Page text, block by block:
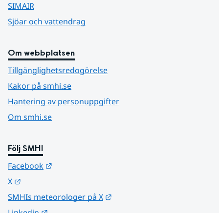
SIMAIR
Sjöar och vattendrag
Om webbplatsen
Tillgänglighetsredogörelse
Kakor på smhi.se
Hantering av personuppgifter
Om smhi.se
Följ SMHI
Facebook
X
SMHIs meteorologer på X